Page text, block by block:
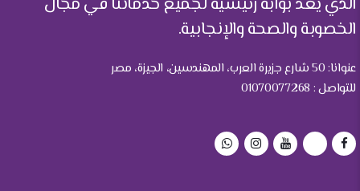
الخصوبة والصحة والإنجابية.
عنوانا: 50 شارع جزيرة العرب، المهندسين، الجيزة، مصر
للتواصل : 01070077268